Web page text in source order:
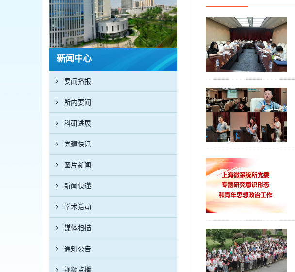
新闻中心
要闻播报
所内要闻
科研进展
党建快讯
图片新闻
新闻快递
学术活动
媒体扫描
通知公告
视频点播